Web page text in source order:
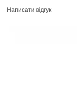
Написати відгук